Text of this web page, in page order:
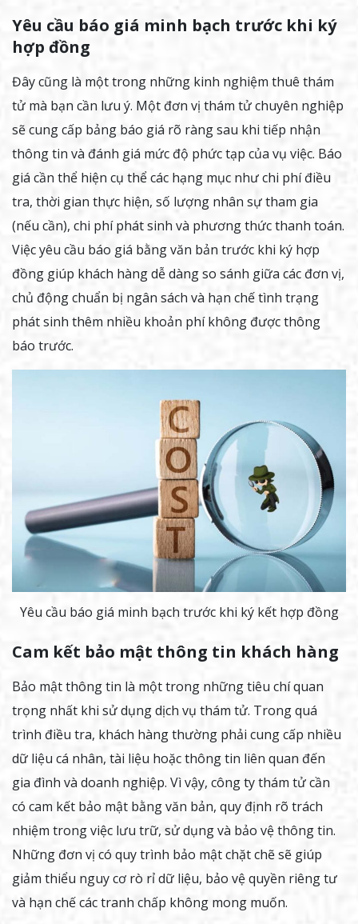
Yêu cầu báo giá minh bạch trước khi ký
hợp đồng
Đây cũng là một trong những kinh nghiệm thuê thám
tử mà bạn cần lưu ý. Một đơn vị thám tử chuyên nghiệp
sẽ cung cấp bảng báo giá rõ ràng sau khi tiếp nhận
thông tin và đánh giá mức độ phức tạp của vụ việc. Báo
giá cần thể hiện cụ thể các hạng mục như chi phí điều
tra, thời gian thực hiện, số lượng nhân sự tham gia
(nếu cần), chi phí phát sinh và phương thức thanh toán.
Việc yêu cầu báo giá bằng văn bản trước khi ký hợp
đồng giúp khách hàng dễ dàng so sánh giữa các đơn vị,
chủ động chuẩn bị ngân sách và hạn chế tình trạng
phát sinh thêm nhiều khoản phí không được thông
báo trước.
Yêu cầu báo giá minh bạch trước khi ký kết hợp đồng
Cam kết bảo mật thông tin khách hàng
Bảo mật thông tin là một trong những tiêu chí quan
trọng nhất khi sử dụng dịch vụ thám tử. Trong quá
trình điều tra, khách hàng thường phải cung cấp nhiều
dữ liệu cá nhân, tài liệu hoặc thông tin liên quan đến
gia đình và doanh nghiệp. Vì vậy, công ty thám tử cần
có cam kết bảo mật bằng văn bản, quy định rõ trách
nhiệm trong việc lưu trữ, sử dụng và bảo vệ thông tin.
Những đơn vị có quy trình bảo mật chặt chẽ sẽ giúp
giảm thiểu nguy cơ rò rỉ dữ liệu, bảo vệ quyền riêng tư
và hạn chế các tranh chấp không mong muốn.